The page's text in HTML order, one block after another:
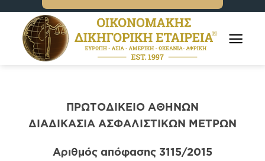
ΠΡΩΤΟΔΙΚΕΙΟ ΑΘΗΝΩΝ
ΔΙΑΔΙΚΑΣΙΑ ΑΣΦΑΛΙΣΤΙΚΩΝ ΜΕΤΡΩΝ
Αριθμός απόφασης 3115/2015